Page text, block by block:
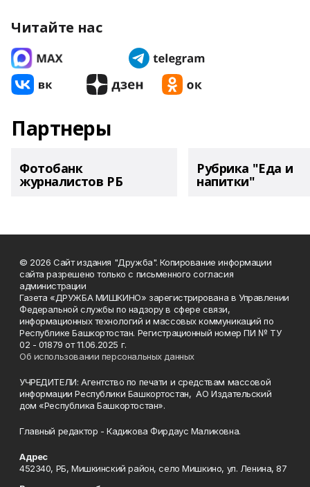
Читайте нас
Партнеры
Фотобанк
журналистов РБ
Рубрика "Еда и
напитки"
© 2026 Сайт издания "Дружба". Копирование информации
сайта разрешено только с письменного согласия
администрации
Газета «ДРУЖБА МИШКИНО» зарегистрирована в Управлении
Федеральной службы по надзору в сфере связи,
информационных технологий и массовых коммуникаций по
Республике Башкортостан. Регистрационный номер ПИ № ТУ
02 - 01879 от 11.06.2025 г.
Об использовании персональных данных
УЧРЕДИТЕЛИ: Агентство по печати и средствам массовой
информации Республики Башкортостан, АО Издательский
дом «Республика Башкортостан».
Главный редактор - Кадикова Фирдаус Маликовна.
Адрес
452340, РБ, Мишкинский район, село Мишкино, ул. Ленина, 87